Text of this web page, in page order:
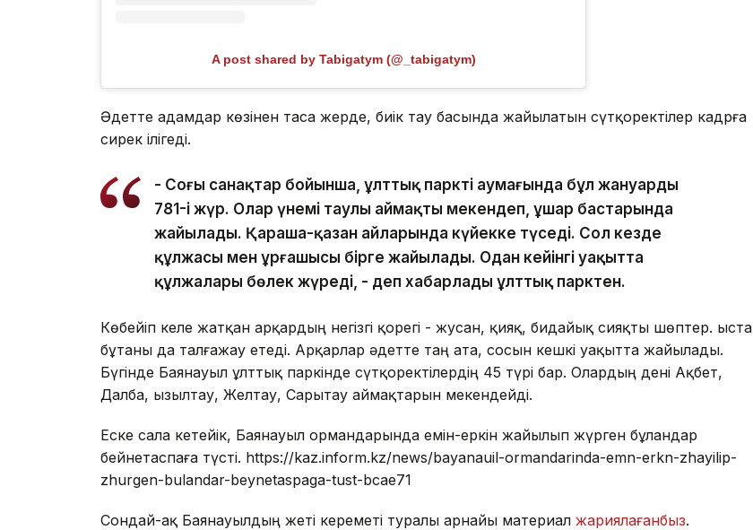
A post shared by Tabigatym (@_tabigatym)
Әдетте адамдар көзінен таса жерде, биік тау басында жайылатын сүтқоректілер кадрға
сирек ілігеді.
- Соңғы санақтар бойынша, ұлттық парктің аумағында бұл жануардың
781-і жүр. Олар үнемі таулы аймақты мекендеп, ұшар бастарында
жайылады. Қараша-қазан айларында күйекке түседі. Сол кезде
құлжасы мен ұрғашысы бірге жайылады. Одан кейінгі уақытта
құлжалары бөлек жүреді, - деп хабарлады ұлттық парктен.
Көбейіп келе жатқан арқардың негізгі қорегі - жусан, қияқ, бидайық сияқты шөптер. Қыста
бұтаны да талғажау етеді. Арқарлар әдетте таң ата, сосын кешкі уақытта жайылады.
Бүгінде Баянауыл ұлттық паркінде сүтқоректілердің 45 түрі бар. Олардың дені Ақбет,
Далба, Қызылтау, Желтау, Сарытау аймақтарын мекендейді.
Еске сала кетейік, Баянауыл ормандарында емін-еркін жайылып жүрген бұландар
бейнетаспаға түсті. https://kaz.inform.kz/news/bayanauil-ormandarinda-emn-erkn-zhayilip-
zhurgen-bulandar-beynetaspaga-tust-bcae71
Сондай-ақ Баянауылдың жеті кереметі туралы арнайы материал жариялағанбыз.